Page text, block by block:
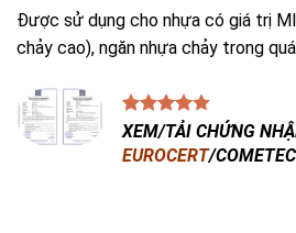
Được sử dụng cho nhựa có giá trị
chảy cao), ngăn nhựa chảy trong
XEM/TẢI CHỨNG
EUROCERT/